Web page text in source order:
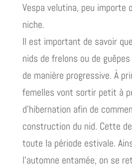
Vespa velutina, peu importe
niche.
Il est important de savoir
nids de frelons ou de
de manière progressive. À
femelles vont sortir petit à
d’hibernation afin de
construction du nid. Cette
toute la période estivale.
l’automne entamée, on se